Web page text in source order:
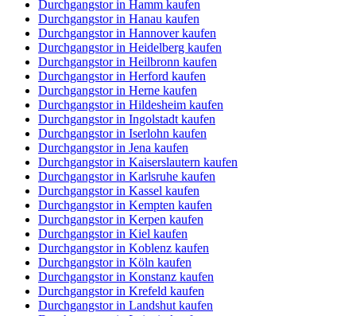
Durchgangstor in Hamm kaufen
Durchgangstor in Hanau kaufen
Durchgangstor in Hannover kaufen
Durchgangstor in Heidelberg kaufen
Durchgangstor in Heilbronn kaufen
Durchgangstor in Herford kaufen
Durchgangstor in Herne kaufen
Durchgangstor in Hildesheim kaufen
Durchgangstor in Ingolstadt kaufen
Durchgangstor in Iserlohn kaufen
Durchgangstor in Jena kaufen
Durchgangstor in Kaiserslautern kaufen
Durchgangstor in Karlsruhe kaufen
Durchgangstor in Kassel kaufen
Durchgangstor in Kempten kaufen
Durchgangstor in Kerpen kaufen
Durchgangstor in Kiel kaufen
Durchgangstor in Koblenz kaufen
Durchgangstor in Köln kaufen
Durchgangstor in Konstanz kaufen
Durchgangstor in Krefeld kaufen
Durchgangstor in Landshut kaufen